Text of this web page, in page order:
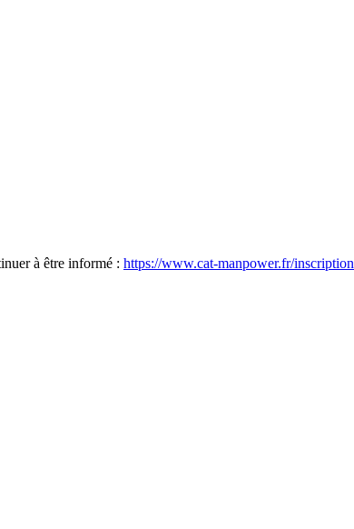
à être informé : https://www.cat-manpower.fr/inscription